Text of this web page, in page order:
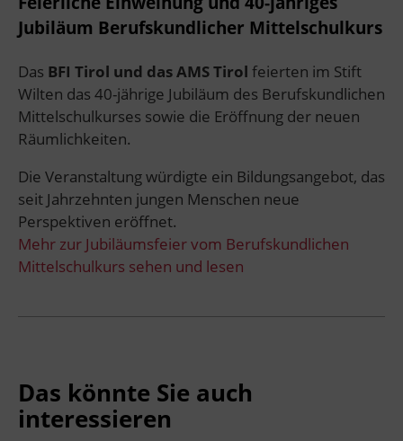
Jubiläum Berufskundlicher Mittelschulkurs
Das BFI Tirol und das AMS Tirol feierten im Stift
Wilten das 40-jährige Jubiläum des Berufskundlichen
Mittelschulkurses sowie die Eröffnung der neuen
Räumlichkeiten.
Die Veranstaltung würdigte ein Bildungsangebot, das
seit Jahrzehnten jungen Menschen neue
Perspektiven eröffnet.
Mehr zur Jubiläumsfeier vom Berufskundlichen
Mittelschulkurs sehen und lesen
Das könnte Sie auch
interessieren